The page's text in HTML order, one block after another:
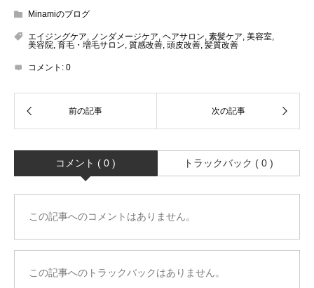
Minamiのブログ
エイジングケア, ノンダメージケア, ヘアサロン, 素髪ケア, 美容室,
美容院, 育毛・増毛サロン, 質感改善, 頭皮改善, 髪質改善
コメント: 0
コメント ( 0 ) トラックバック ( 0 )
この記事へのコメントはありません。
この記事へのトラックバックはありません。